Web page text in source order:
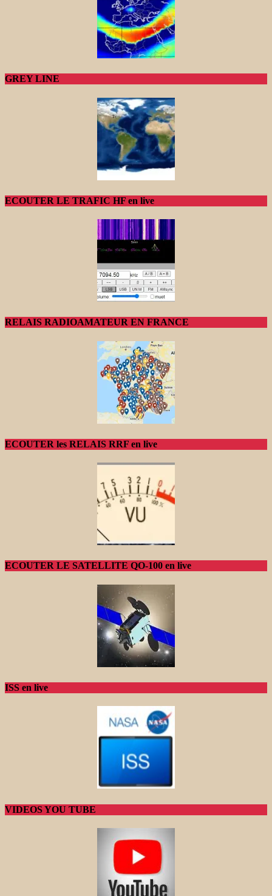
GREY LINE
ECOUTER LE TRAFIC HF en live
RELAIS RADIOAMATEUR EN FRANCE
ECOUTER les RELAIS RRF en live
ECOUTER LE SATELLITE QO-100 en live
ISS en live
VIDEOS YOU TUBE